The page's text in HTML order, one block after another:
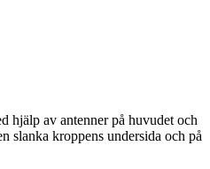
hjälp av antenner på huvudet och
slanka kroppens undersida och på